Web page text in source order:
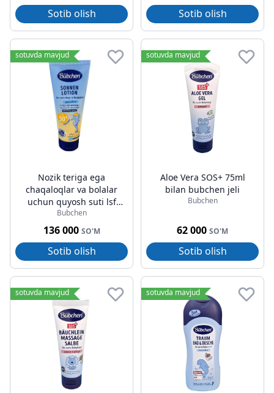
Sotib olish Sotib olish
sotuvda mavjud
Nozik teriga ega
chaqaloqlar va bolalar
uchun quyosh suti lsf
50+
Bubchen
136 000 SO'M
Sotib olish
sotuvda mavjud
Aloe Vera SOS+ 75ml
bilan bubchen jeli
Bubchen
62 000 SO'M
Sotib olish
sotuvda mavjud sotuvda mavjud